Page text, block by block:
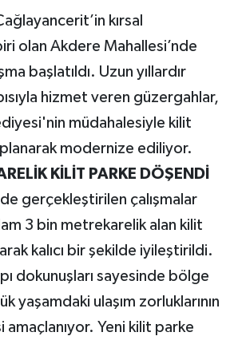
kırsal
olan Akdere Mahallesi’nde
başlatıldı. Uzun yıllardır
hizmet veren güzergahlar,
müdahalesiyle kilit
modernize ediliyor.
KİLİT PARKE DÖŞENDİ
gerçekleştirilen çalışmalar
3 bin metrekarelik alan kilit
kalıcı bir şekilde iyileştirildi.
dokunuşları sayesinde bölge
yaşamdaki ulaşım zorluklarının
amaçlanıyor. Yeni kilit parke